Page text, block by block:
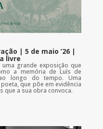
| 5 de maio ’26 |
livre
grande exposição que
a memória de Luís de
longo do tempo. Uma
que põe em evidência
que a sua obra convoca.